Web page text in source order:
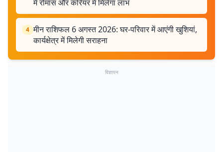
में रोमांस और करियर में मिलेगा लाभ
4 मीन राशिफल 6 अगस्त 2026: घर-परिवार में आएंगी खुशियां,
कार्यक्षेत्र में मिलेगी सराहना
विज्ञापन